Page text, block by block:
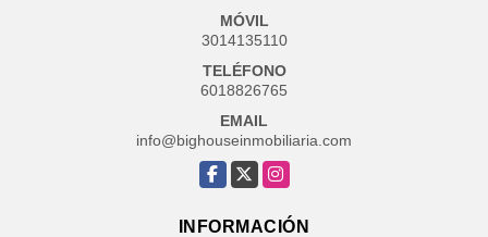
MÓVIL
3014135110
TELÉFONO
6018826765
EMAIL
info@bighouseinmobiliaria.com
Facebook
X Instagram
INFORMACIÓN